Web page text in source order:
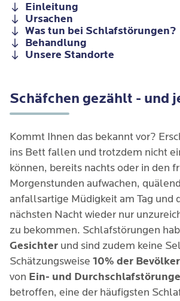
Einleitung
Ursachen
Was tun bei Schlafstörungen?
Behandlung
Unsere Standorte
Schäfchen gezählt - und
Kommt Ihnen das bekannt vor?
ins Bett fallen und trotzdem nicht
können, bereits nachts oder in den
Morgenstunden aufwachen,
anfallsartige Müdigkeit am Tag und
nächsten Nacht wieder nur
zu bekommen. Schlafstörungen
Gesichter und sind zudem keine
Schätzungsweise 10% der
von Ein- und
betroffen, eine der häufigsten